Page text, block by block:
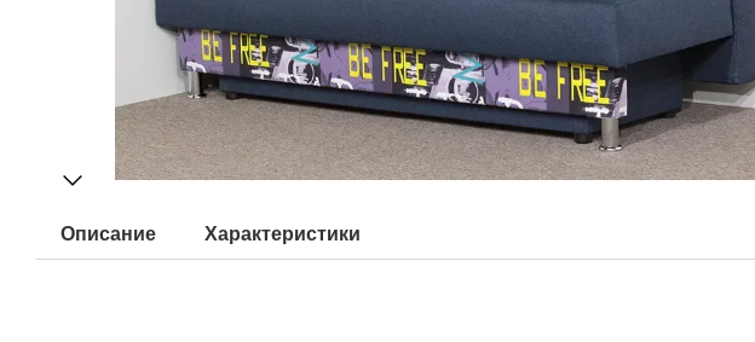
Описание Характеристики